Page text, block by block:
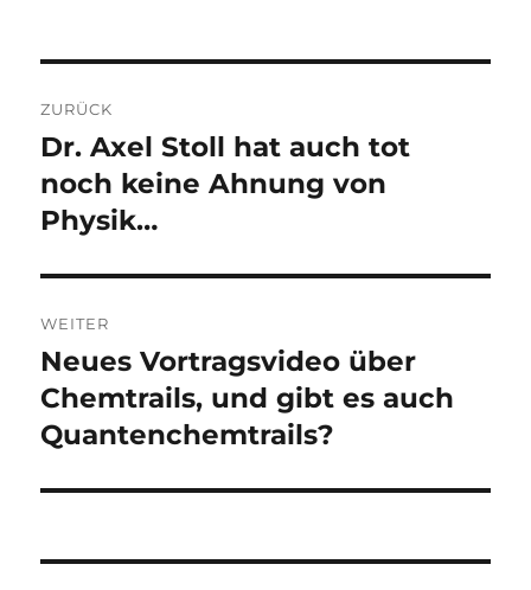
ZURÜCK
Vorheriger
Beitrag:
Dr. Axel Stoll hat auch tot
noch keine Ahnung von
Physik…
WEITER
Nächster
Beitrag:
Neues Vortragsvideo über
Chemtrails, und gibt es auch
Quantenchemtrails?